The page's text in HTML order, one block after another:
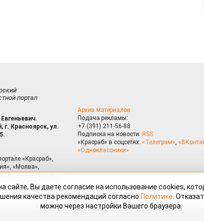
портал
г. Красноярск, ул.
«Красраб»,
«Молва»,
сайта могут
Архив материалов
Подача рекламы:
+7 (391) 211-56-88
Подписка на новости: RSS
«Красраб» в соцсетях: «Телеграм»,
«Одноклассники»
сайте, Вы даете согласие на использование cookies,
качества рекомендаций согласно Политике .
можно через настройки Вашего браузера.